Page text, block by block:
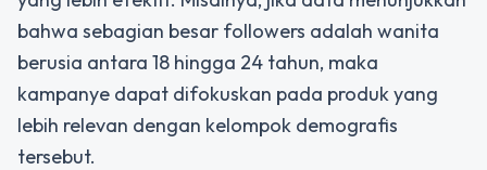
bahwa sebagian besar followers adalah wanita
berusia antara 18 hingga 24 tahun, maka
kampanye dapat difokuskan pada produk yang
lebih relevan dengan kelompok demografis
tersebut.